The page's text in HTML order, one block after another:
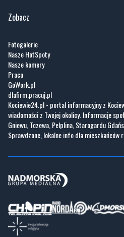
Zobacz
Fotogalerie
Nasze HotSpoty
Nasze kamery
Praca
GoWork.pl
dlafirm.pracuj.pl
Kociewie24.pl - portal informacyjny z
wiadomości z Twojej okolicy. Informacje
Gniewu, Tczewa, Pelplina, Starogardu
Sprawdzone, lokalne info dla mieszkańców